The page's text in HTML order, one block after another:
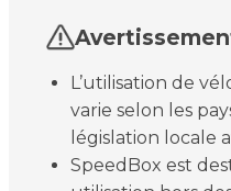
L’utilisation de
varie selon les
législation locale
SpeedBox est